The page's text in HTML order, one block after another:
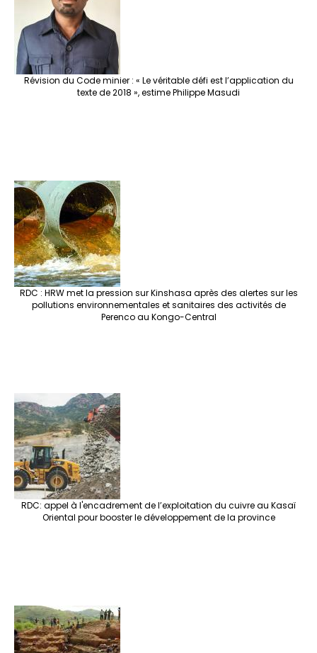
Révision du Code minier : « Le véritable défi est l’application du
texte de 2018 », estime Philippe Masudi
RDC : HRW met la pression sur Kinshasa après des alertes sur les
pollutions environnementales et sanitaires des activités de
Perenco au Kongo-Central
RDC: appel à l'encadrement de l’exploitation du cuivre au Kasaï
Oriental pour booster le développement de la province